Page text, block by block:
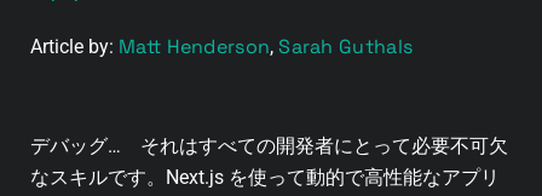
Article by: Matt Henderson,Sarah Guthals
デバッグ… それはすべての開発者にとって必要不可欠
なスキルです。 Next.js を使って動的で高性能なアプリ